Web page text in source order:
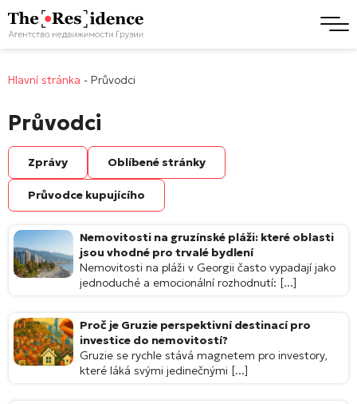
Hlavní stránka - Průvodci
Průvodci
Zprávy Oblíbené stránky
Průvodce kupujícího
Nemovitosti na gruzínské pláži: které oblasti
jsou vhodné pro trvalé bydlení
Nemovitosti na pláži v Georgii často vypadají jako
jednoduché a emocionální rozhodnutí: [...]
Proč je Gruzie perspektivní destinací pro
investice do nemovitostí?
Gruzie se rychle stává magnetem pro investory,
které láká svými jedinečnými [...]